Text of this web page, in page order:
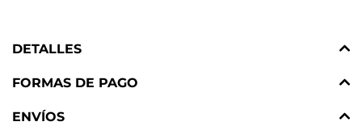
DETALLES
FORMAS DE PAGO
ENVÍOS